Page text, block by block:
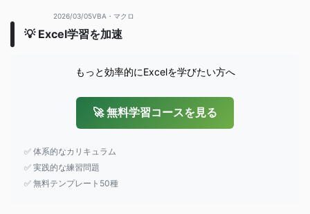
2026/03/05VBA・マクロ
💡 Excel学習を加速
もっと効率的にExcelを学びたい方へ
🚀 無料学習コースを見る
✅ 体系的なカリキュラム
✅ 実践的な練習問題
✅ 無料テンプレート50種